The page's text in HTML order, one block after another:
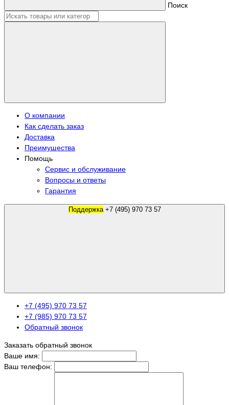
Поиск
О компании
Как сделать заказ
Доставка
Преимущества
Помощь
Сервис и обслуживание
Вопросы и ответы
Гарантия
Поддержка +7 (495) 970 73 57
+7 (495) 970 73 57
+7 (985) 970 73 57
Обратный звонок
Заказать обратный звонок
Ваше имя:
Ваш телефон: